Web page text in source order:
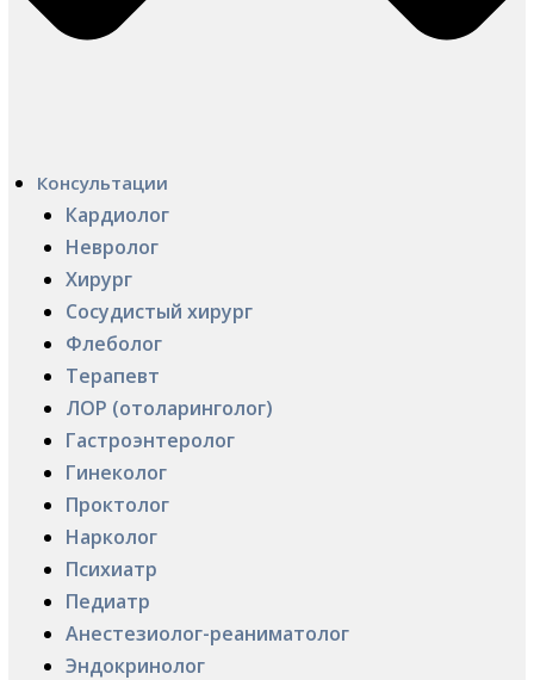
Консультации
Кардиолог
Невролог
Хирург
Сосудистый хирург
Флеболог
Терапевт
ЛОР (отоларинголог)
Гастроэнтеролог
Гинеколог
Проктолог
Нарколог
Психиатр
Педиатр
Анестезиолог-реаниматолог
Эндокринолог